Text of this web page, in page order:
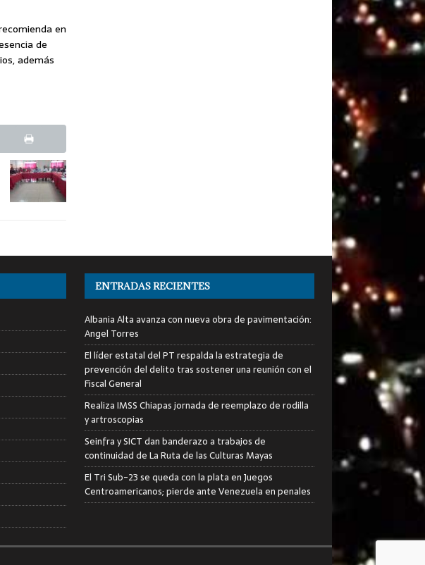
en
de
además
ENTRADAS RECIENTES
Albania Alta avanza con nueva obra de pavimentación:
Angel Torres
El líder estatal del PT respalda la estrategia de
prevención del delito tras sostener una reunión con el
Fiscal General
Realiza IMSS Chiapas jornada de reemplazo de rodilla
y artroscopias
Seinfra y SICT dan banderazo a trabajos de
continuidad de La Ruta de las Culturas Mayas
El Tri Sub-23 se queda con la plata en Juegos
Centroamericanos; pierde ante Venezuela en penales